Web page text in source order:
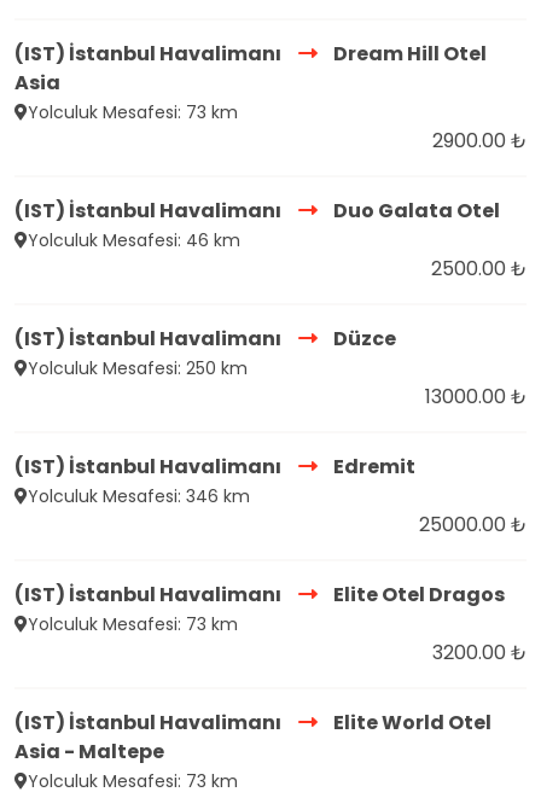
(IST) İstanbul Havalimanı
Dream Hill Otel
Asia
Yolculuk Mesafesi: 73 km
2900.00 ₺
(IST) İstanbul Havalimanı Duo Galata Otel
Yolculuk Mesafesi: 46 km
2500.00 ₺
(IST) İstanbul Havalimanı Düzce
Yolculuk Mesafesi: 250 km
13000.00 ₺
(IST) İstanbul Havalimanı Edremit
Yolculuk Mesafesi: 346 km
25000.00 ₺
(IST) İstanbul Havalimanı Elite Otel Dragos
Yolculuk Mesafesi: 73 km
3200.00 ₺
(IST) İstanbul Havalimanı
Elite World Otel
Asia - Maltepe
Yolculuk Mesafesi: 73 km